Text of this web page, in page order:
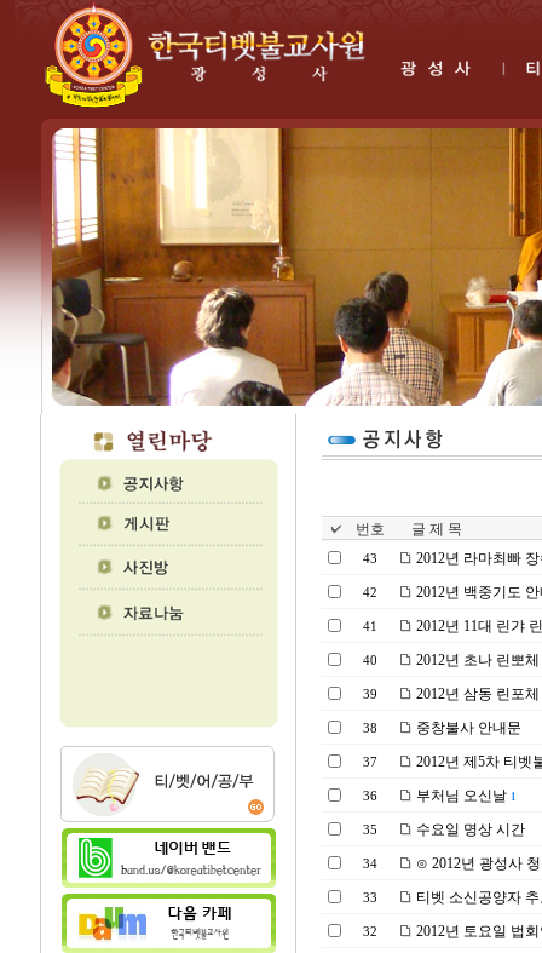
번호 글 제 목
43 2012년 라마최빠
42 2012년 백중기도
41 2012년 11대 린갸
40 2012년 초나 린뽀
39 2012년 삼동 린포
38 중창불사 안내문
37 2012년 제5차 티벳
36 부처님 오신날 1
35 수요일 명상 시간
34 ⊙ 2012년 광성사
33 티벳 소신공양자
32 2012년 토요일 법